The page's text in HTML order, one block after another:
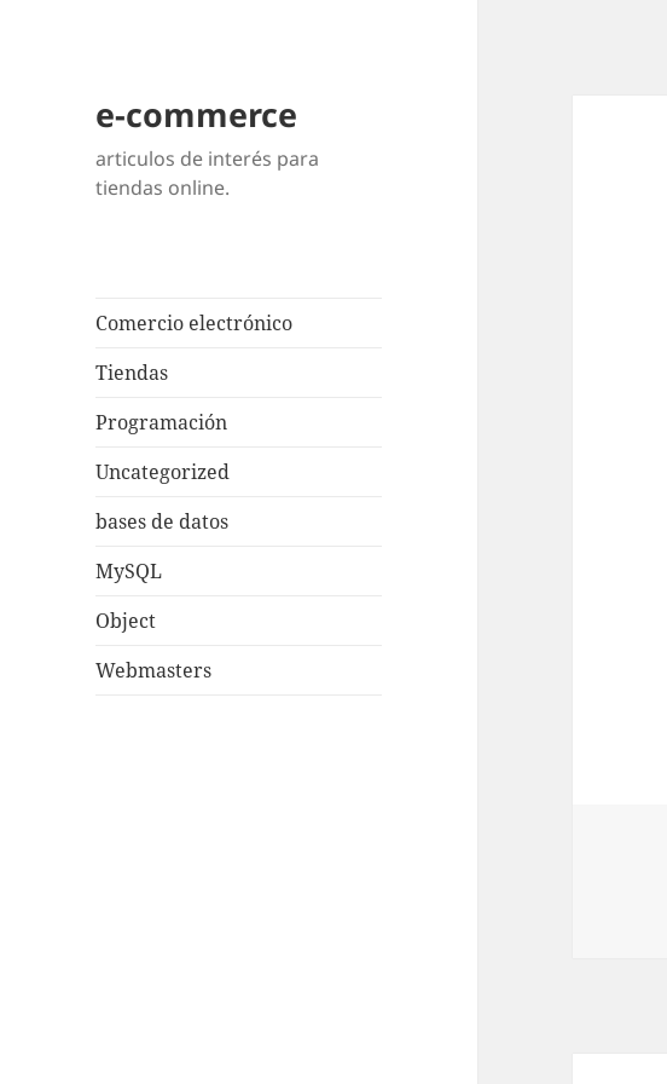
e-commerce
articulos de interés para
tiendas online.
Comercio electrónico
Tiendas
Programación
Uncategorized
bases de datos
MySQL
Object
Webmasters